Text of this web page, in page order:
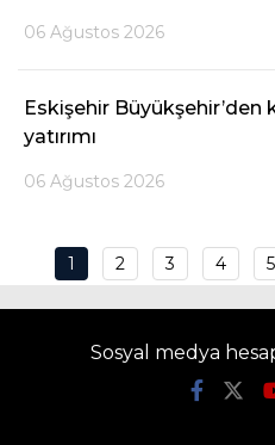
06 Ağustos 2026
Eskişehir Büyükşehir’den
yatırımı
06 Ağustos 2026
1 2 3 4 5
Sosyal medya